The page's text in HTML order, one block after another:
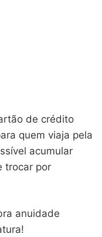
de crédito
quem viaja pela
acumular
trocar por
anuidade